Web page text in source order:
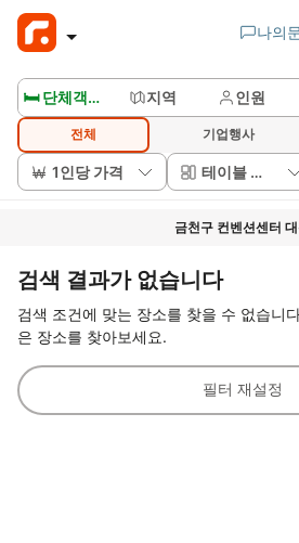
나의
🛏️ 단체객실보기 지역 인원
전체 기업행사
1인당 가격 테이블 배치
금천구 컨벤션센터
검색 결과가 없습니다
검색 조건에 맞는 장소를 찾을 수 없습니
은 장소를 찾아보세요.
필터 재설정